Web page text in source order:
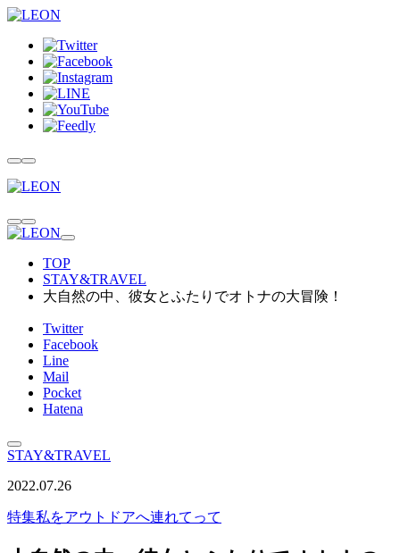
TOP
STAY&TRAVEL
大自然の中、彼女とふたりでオトナの大冒険！
Twitter
Facebook
Line
Mail
Pocket
Hatena
STAY&TRAVEL
2022.07.26
特集私をアウトドアへ連れてって